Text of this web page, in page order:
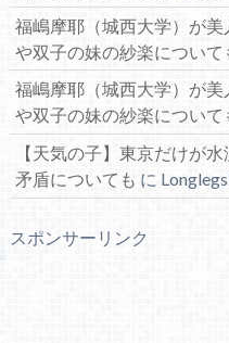
福嶋摩耶（城西大学）が
や双子の妹の紗楽について
福嶋摩耶（城西大学）が
や双子の妹の紗楽について
【天気の子】東京だけが
矛盾についても に
スポンサーリンク